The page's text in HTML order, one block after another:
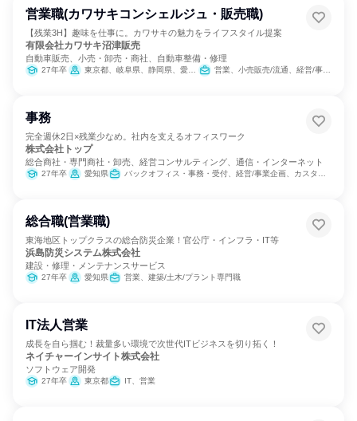
営業職(カワサキコンシェルジュ・販売職)
【残業3H】趣味を仕事に。カワサキの魅力をライフスタイル提案
有限会社カワサキ沼津販売
自動車販売、小売・卸売・商社、自動車整備・修理
27年卒 東京都、岐阜県、静岡県、愛知県 営業、小売販売/流通、経営/事業企画、マーケティング・広告・宣伝
事務
完全週休2日×残業少なめ。社内を支えるオフィスワーク
株式会社トップ
総合商社・専門商社・卸売、経営コンサルティング、通信・インターネット
27年卒 愛知県 バックオフィス・事務・受付、経営/事業企画、カスタマーサポート/コールセンター
総合職(営業職)
東海地区トップクラスの総合防災企業！官公庁・インフラ・IT等
浜島防災システム株式会社
建設・修理・メンテナンスサービス
27年卒 愛知県 営業、建築/土木/プラント専門職
IT法人営業
成長を自ら掴む！裁量多い環境で次世代ITビジネスを切り拓く！
ネイチャーインサイト株式会社
ソフトウェア開発
27年卒 東京都 IT、営業